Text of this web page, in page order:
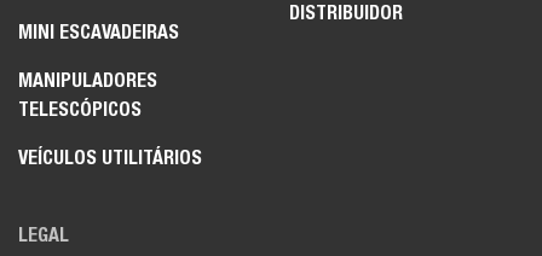
MINI ESCAVADEIRAS
MANIPULADORES
TELESCÓPICOS
VEÍCULOS UTILITÁRIOS
DISTRIBUIDOR
LEGAL